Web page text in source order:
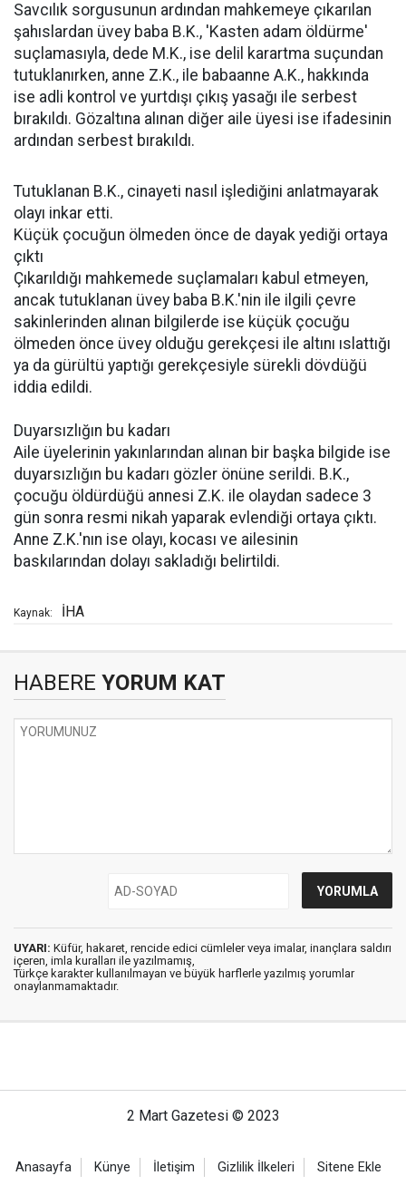
Savcılık sorgusunun ardından mahkemeye çıkarılan
şahıslardan üvey baba B.K., 'Kasten adam öldürme'
suçlamasıyla, dede M.K., ise delil karartma suçundan
tutuklanırken, anne Z.K., ile babaanne A.K., hakkında
ise adli kontrol ve yurtdışı çıkış yasağı ile serbest
bırakıldı. Gözaltına alınan diğer aile üyesi ise ifadesinin
ardından serbest bırakıldı.
Tutuklanan B.K., cinayeti nasıl işlediğini anlatmayarak
olayı inkar etti.
Küçük çocuğun ölmeden önce de dayak yediği ortaya
çıktı
Çıkarıldığı mahkemede suçlamaları kabul etmeyen,
ancak tutuklanan üvey baba B.K.'nin ile ilgili çevre
sakinlerinden alınan bilgilerde ise küçük çocuğu
ölmeden önce üvey olduğu gerekçesi ile altını ıslattığı
ya da gürültü yaptığı gerekçesiyle sürekli dövdüğü
iddia edildi.
Duyarsızlığın bu kadarı
Aile üyelerinin yakınlarından alınan bir başka bilgide ise
duyarsızlığın bu kadarı gözler önüne serildi. B.K.,
çocuğu öldürdüğü annesi Z.K. ile olaydan sadece 3
gün sonra resmi nikah yaparak evlendiği ortaya çıktı.
Anne Z.K.'nın ise olayı, kocası ve ailesinin
baskılarından dolayı sakladığı belirtildi.
Kaynak: İHA
HABERE YORUM KAT
UYARI: Küfür, hakaret, rencide edici cümleler veya imalar, inançlara saldırı
içeren, imla kuralları ile yazılmamış,
Türkçe karakter kullanılmayan ve büyük harflerle yazılmış yorumlar
onaylanmamaktadır.
2 Mart Gazetesi © 2023
Anasayfa Künye İletişim Gizlilik İlkeleri Sitene Ekle